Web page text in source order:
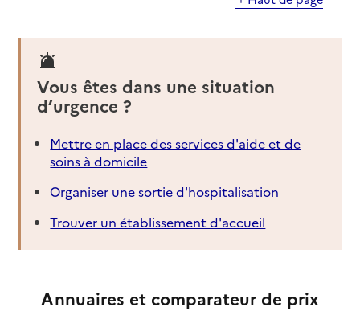
Vous êtes dans une situation
d’urgence ?
Mettre en place des services d'aide et de
soins à domicile
Organiser une sortie d'hospitalisation
Trouver un établissement d'accueil
Annuaires et comparateur de prix